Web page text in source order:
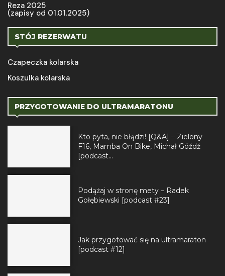
Reza 2025
(zapisy od 01.01.2025)
STÓJ REZERWATU
Czapeczka kolarska
Koszulka kolarska
PRZYGOTOWANIE DO ULTRAMARATONU
Kto pyta, nie błądzi! [Q&A] – Zielony
F16, Mamba On Bike, Michał Góźdź
[podcast...
Podążaj w stronę mety – Radek
Gołębiewski [podcast #23]
Jak przygotować się na ultramaraton
[podcast #12]